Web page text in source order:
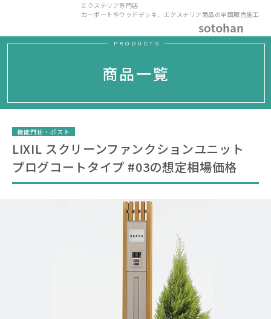
エクステリア専門店
カーポートやウッドデッキ、エクステリア商品の全国販売施工
PRODUCTS
商品一覧
機能門柱・ポスト
LIXIL スクリーンファンクションユニット
プログコートタイプ #03の想定相場価格